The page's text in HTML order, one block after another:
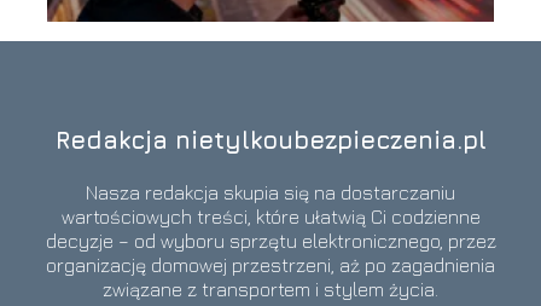
Redakcja nietylkoubezpieczenia.pl
Nasza redakcja skupia się na dostarczaniu
wartościowych treści, które ułatwią Ci codzienne
decyzje – od wyboru sprzętu elektronicznego, przez
organizację domowej przestrzeni, aż po zagadnienia
związane z transportem i stylem życia.